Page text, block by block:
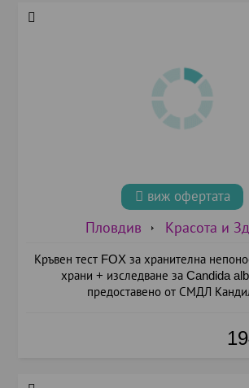
виж офертата
Пловдив Красота и
Кръвен тест FOX за хранителна
храни + изследване за Candida
предоставено от СМДЛ